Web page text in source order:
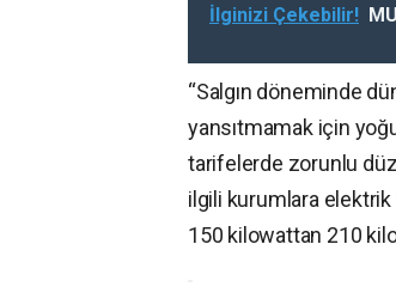
İlginizi Çekebilir!
“Salgın döneminde
yansıtmamak için
tarifelerde zorunlu
ilgili kurumlara elektrik
150 kilowattan 210